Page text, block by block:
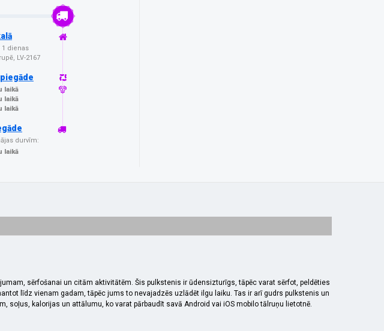
1 dienas
LV-2167
laikā
laikā
laikā
durvīm:
laikā
sērfošanai un citām aktivitātēm. Šis pulkstenis ir ūdensizturīgs, tāpēc varat sērfot, peldēties
līdz vienam gadam, tāpēc jums to nevajadzēs uzlādēt ilgu laiku. Tas ir arī gudrs pulkstenis un
kalorijas un attālumu, ko varat pārbaudīt savā Android vai iOS mobilo tālruņu lietotnē.